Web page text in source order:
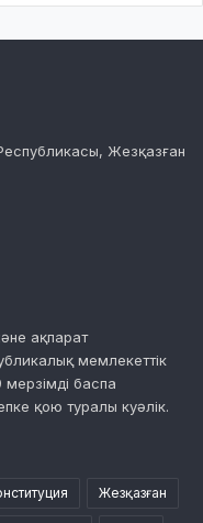
Жезқазған
ақпарат
мемлекеттік
баспа
қою туралы куәлік.
Жезқазған